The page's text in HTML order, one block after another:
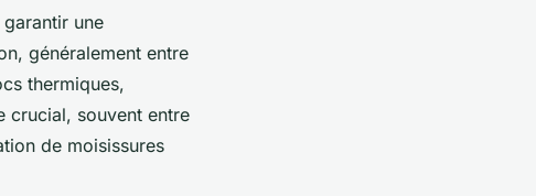
une
généralement entre
thermiques,
crucial, souvent entre
de moisissures